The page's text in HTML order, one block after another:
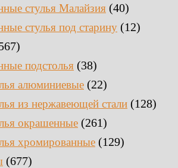
стулья Малайзия (40)
стулья под старину (12)
подстолья (38)
алюминиевые (22)
из нержавеющей стали (128)
окрашенные (261)
хромированные (129)
(677)